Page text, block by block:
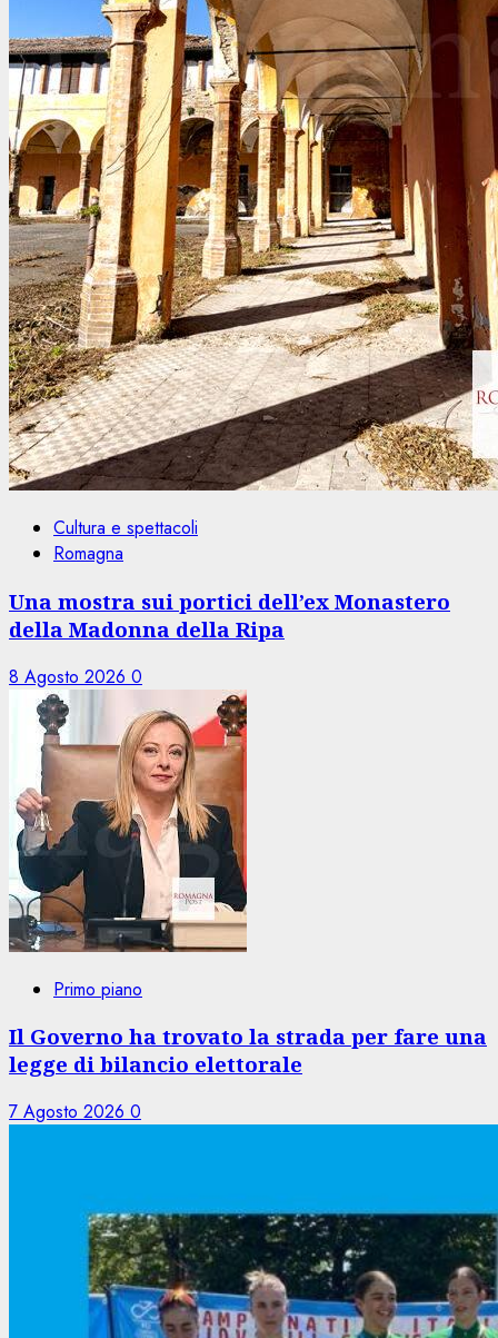
Cultura e spettacoli
Romagna
Una mostra sui portici dell’ex Monastero
della Madonna della Ripa
8 Agosto 2026 0
Primo piano
Il Governo ha trovato la strada per fare una
legge di bilancio elettorale
7 Agosto 2026 0